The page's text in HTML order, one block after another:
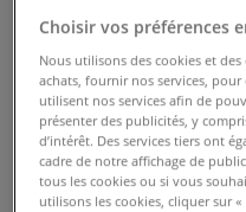
Choisir vos préférences
Nous utilisons des cookies et
achats, fournir nos services,
utilisent nos services afin de
présenter des publicités, y
d’intérêt. Des services tiers ont
cadre de notre affichage de
tous les cookies ou si vous
utilisons les cookies, cliquer sur «